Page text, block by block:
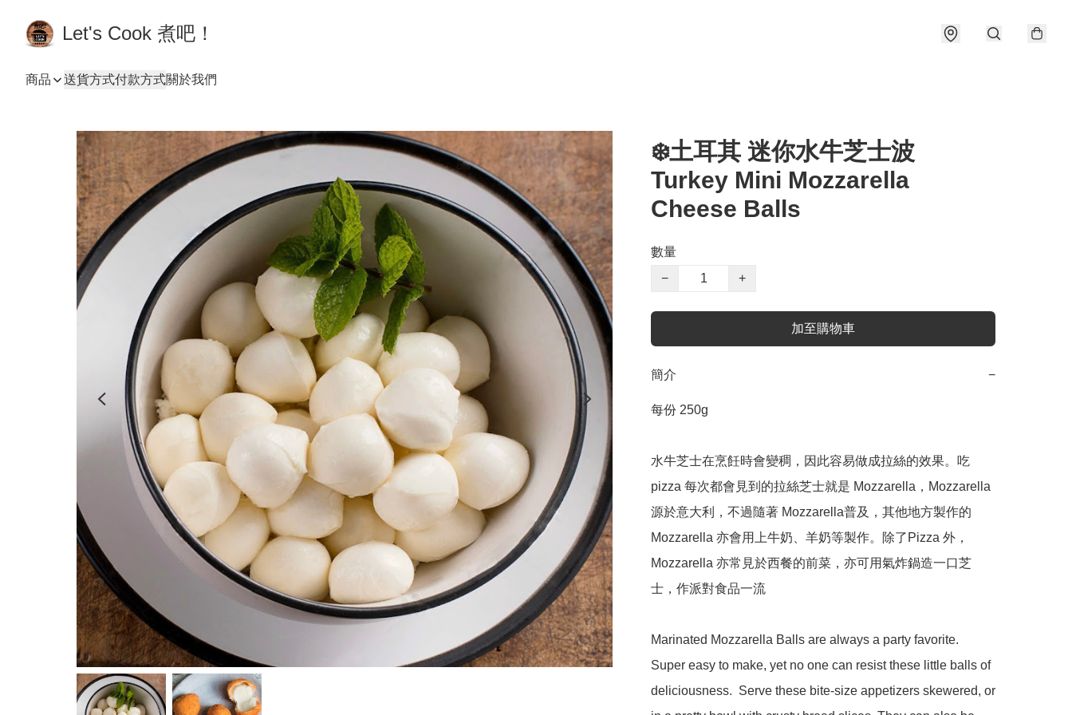
Let's Cook 煮吧！
商品 送貨方式付款方式關於我們
❄️土耳其 迷你水牛芝士波
Turkey Mini Mozzarella
Cheese Balls
數量
−
+
加至購物車
簡介 −
每份 250g
水牛芝士在烹飪時會變稠，因此容易做成拉絲的效果。吃
pizza 每次都會見到的拉絲芝士就是 Mozzarella，Mozzarella
源於意大利，不過隨著 Mozzarella普及，其他地方製作的
Mozzarella 亦會用上牛奶、羊奶等製作。除了Pizza 外，
Mozzarella 亦常見於西餐的前菜，亦可用氣炸鍋造一口芝
士，作派對食品一流
Marinated Mozzarella Balls are always a party favorite.
Super easy to make, yet no one can resist these little balls of
deliciousness.  Serve these bite-size appetizers skewered, or